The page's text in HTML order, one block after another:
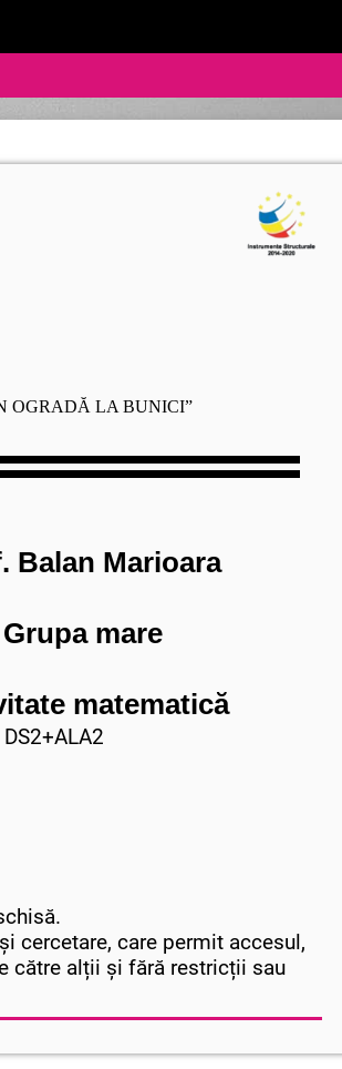
OGRADĂ LA BUNICI”
Balan Marioara
Grupa mare
matematică
cercetare, care permit accesul,
către alții și fără restricții sau